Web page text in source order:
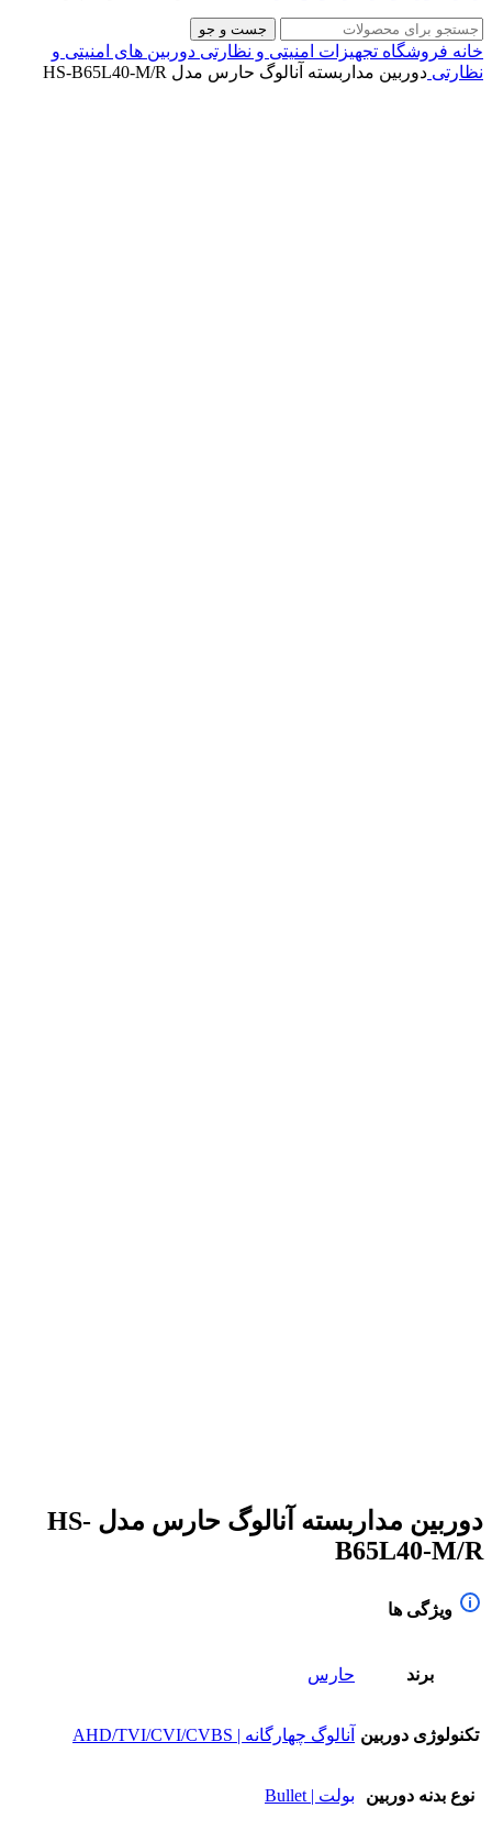
جست و جو
خانه فروشگاه تجهیزات امنیتی و نظارتی دوربین های امنیتی و
نظارتی دوربین مداربسته آنالوگ حارس مدل HS-B65L40-M/R
دوربین مداربسته آنالوگ حارس مدل HS-
B65L40-M/R
ویژگی ها
برند حارس
تکنولوژی دوربین آنالوگ چهارگانه | AHD/TVI/CVI/CVBS
نوع بدنه دوربین بولت | Bullet